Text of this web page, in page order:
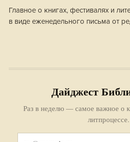
Главное о книгах, фестивалях и
в виде еженедельного письма от
Дайджест
Раз в неделю — самое важное о
литпроцессе.